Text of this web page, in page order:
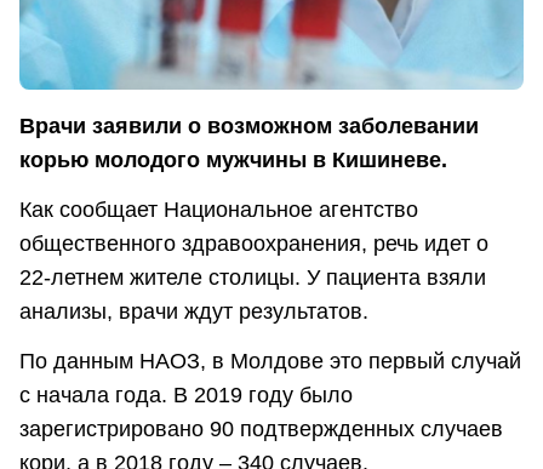
Врачи заявили о возможном заболевании
корью молодого мужчины в Кишиневе.
Как сообщает Национальное агентство
общественного здравоохранения, речь идет о
22-летнем жителе столицы. У пациента взяли
анализы, врачи ждут результатов.
По данным НАОЗ, в Молдове это первый случай
с начала года. В 2019 году было
зарегистрировано 90 подтвержденных случаев
кори, а в 2018 году – 340 случаев.